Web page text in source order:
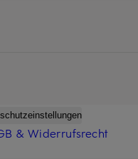
& Widerrufsrecht